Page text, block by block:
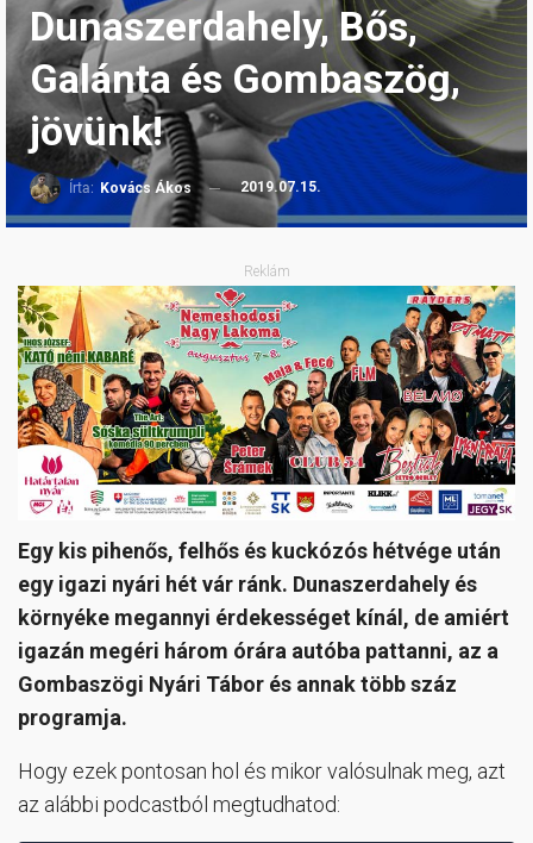
Dunaszerdahely, Bős,
Galánta és Gombaszög,
jövünk!
Írta: Kovács Ákos 2019.07.15.
Reklám
Egy kis pihenős, felhős és kuckózós hétvége után
egy igazi nyári hét vár ránk. Dunaszerdahely és
környéke megannyi érdekességet kínál, de amiért
igazán megéri három órára autóba pattanni, az a
Gombaszögi Nyári Tábor és annak több száz
programja.
Hogy ezek pontosan hol és mikor valósulnak meg, azt
az alábbi podcastból megtudhatod: